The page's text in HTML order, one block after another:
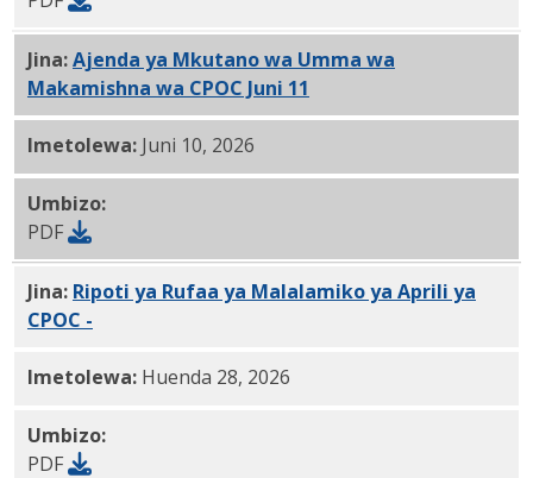
Jina:Ajenda ya Mkutano wa Umma wa
Makamishna wa CPOC Juni 11
Imetolewa: Juni 10, 2026
Umbizo:
PDF
Jina: Ripoti ya Rufaa ya Malalamiko ya Aprili ya
CPOC -
Imetolewa: Huenda 28, 2026
Umbizo:
PDF